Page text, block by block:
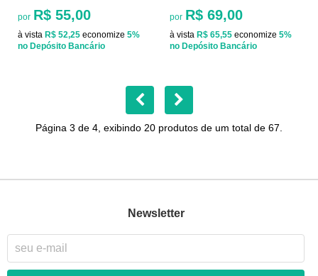
por R$ 55,00
à vista R$ 52,25 economize 5%
no Depósito Bancário
por R$ 69,00
à vista R$ 65,55 economize 5%
no Depósito Bancário
Página 3 de 4, exibindo 20 produtos de um total de 67.
Newsletter